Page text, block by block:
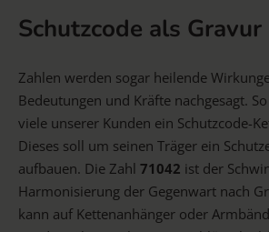
Schutzcode als Gravur
Zahlen werden sogar heilende
Bedeutungen und Kräfte nachgesagt.
viele unserer Kunden ein Schutzcode-
Dieses soll um seinen Träger ein
aufbauen. Die Zahl 71042 ist der
Harmonisierung der Gegenwart nach
kann auf Kettenanhänger oder